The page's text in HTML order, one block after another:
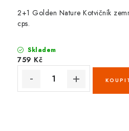
2+1 Golden Nature Kotvičník
cps.
Skladem
759 Kč